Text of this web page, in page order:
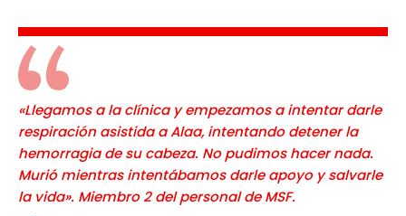
«Llegamos a la clínica y empezamos a intentar darle
respiración asistida a Alaa, intentando detener la
hemorragia de su cabeza. No pudimos hacer nada.
Murió mientras intentábamos darle apoyo y salvarle
la vida». Miembro 2 del personal de MSF.